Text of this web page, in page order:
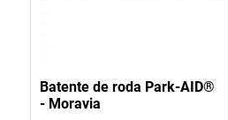
Batente de roda Park-AID®
- Moravia